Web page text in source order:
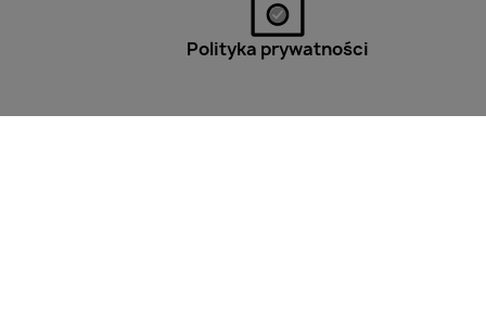
Polityka prywatności